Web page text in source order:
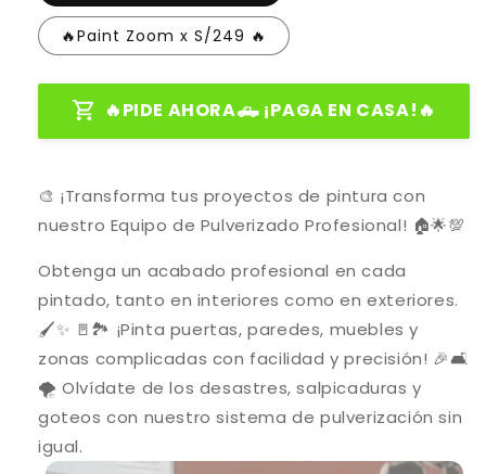
🔥Paint Zoom x S/249 🔥
🔥PIDE AHORA🛻 ¡PAGA EN CASA!🔥
🎨 ¡Transforma tus proyectos de pintura con
nuestro Equipo de Pulverizado Profesional! 🏠🌟💯
Obtenga un acabado profesional en cada
pintado, tanto en interiores como en exteriores.
🖌️✨ 🚪🏞️ ¡Pinta puertas, paredes, muebles y
zonas complicadas con facilidad y precisión! 🎉🛋️
🌪️ Olvídate de los desastres, salpicaduras y
goteos con nuestro sistema de pulverización sin
igual.